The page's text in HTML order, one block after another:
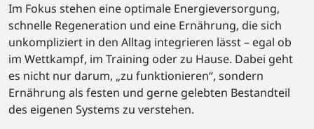
Im Fokus stehen eine optimale Energieversorgung,
schnelle Regeneration und eine Ernährung, die sich
unkompliziert in den Alltag integrieren lässt – egal ob
im Wettkampf, im Training oder zu Hause. Dabei geht
es nicht nur darum, „zu funktionieren“, sondern
Ernährung als festen und gerne gelebten Bestandteil
des eigenen Systems zu verstehen.